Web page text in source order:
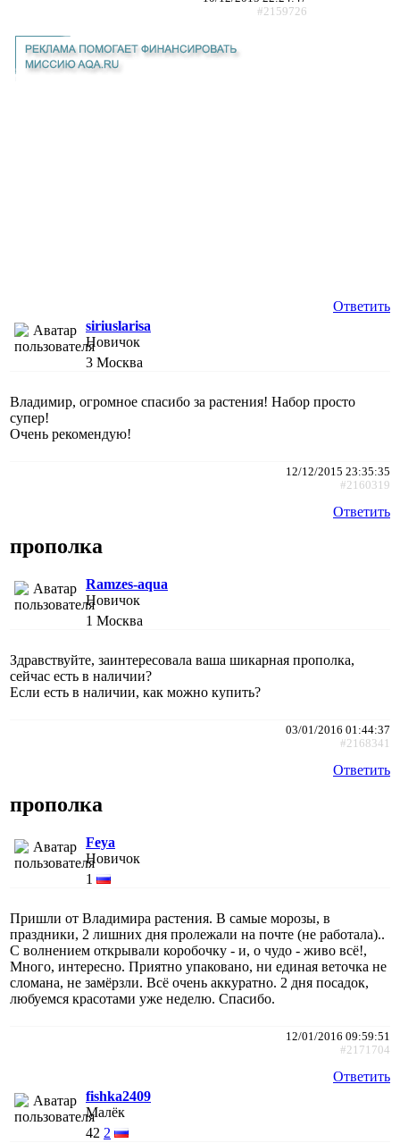
#2159726
Ответить
siriuslarisa
Новичок
3 Москва
Владимир, огромное спасибо за растения! Набор просто
супер!
Очень рекомендую!
12/12/2015 23:35:35
#2160319
Ответить
прополка
Ramzes-aqua
Новичок
1 Москва
Здравствуйте, заинтересовала ваша шикарная прополка,
сейчас есть в наличии?
Если есть в наличии, как можно купить?
03/01/2016 01:44:37
#2168341
Ответить
прополка
Feya
Новичок
1
Пришли от Владимира растения. В самые морозы, в
праздники, 2 лишних дня пролежали на почте (не работала)..
С волнением открывали коробочку - и, о чудо - живо всё!,
Много, интересно. Приятно упаковано, ни единая веточка не
сломана, не замёрзли. Всё очень аккуратно. 2 дня посадок,
любуемся красотами уже неделю. Спасибо.
12/01/2016 09:59:51
#2171704
Ответить
fishka2409
Малёк
42 2